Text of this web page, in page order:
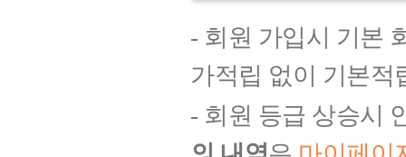
- 회원 가입시 기본
가적립 없이 기본적
- 회원 등급 상승시